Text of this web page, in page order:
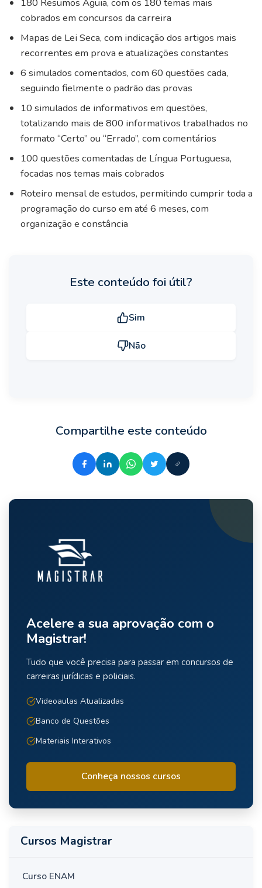
cobrados em concursos da carreira
Mapas de Lei Seca, com indicação dos artigos mais
recorrentes em prova e atualizações constantes
6 simulados comentados, com 60 questões cada,
seguindo fielmente o padrão das provas
10 simulados de informativos em questões,
totalizando mais de 800 informativos trabalhados no
formato “Certo” ou “Errado”, com comentários
100 questões comentadas de Língua Portuguesa,
focadas nos temas mais cobrados
Roteiro mensal de estudos, permitindo cumprir toda a
programação do curso em até 6 meses, com
organização e constância
Este conteúdo foi útil?
Sim
Não
Compartilhe este conteúdo
Acelere a sua aprovação com o
Magistrar!
Tudo que você precisa para passar em concursos de
carreiras jurídicas e policiais.
Videoaulas Atualizadas
Banco de Questões
Materiais Interativos
Conheça nossos cursos
Cursos Magistrar
Curso ENAM